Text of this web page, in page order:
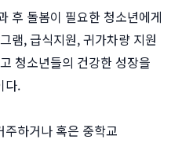
후 돌봄이 필요한 청소년에게
램, 급식지원, 귀가차량 지원
청소년들의 건강한 성장을
다.
하거나 혹은 중학교